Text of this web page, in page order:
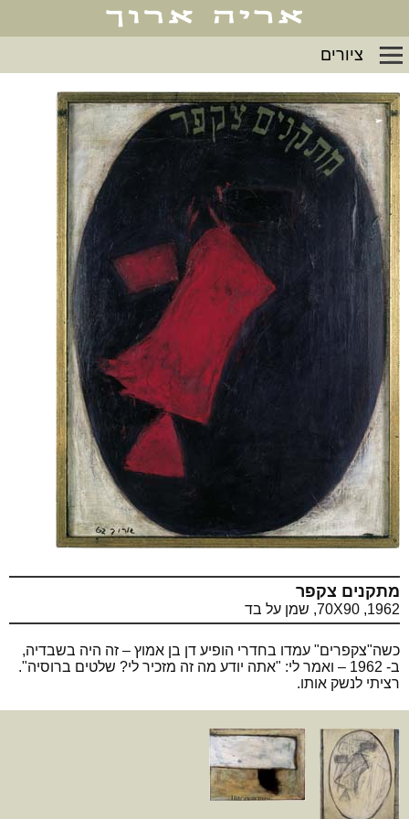
ציורים
מתקנים צקפר
1962, 70X90, שמן על בד
כשה"צקפרים" עמדו בחדרי הופיע דן בן אמוץ – זה היה בשבדיה,
ב- 1962 – ואמר לי: "אתה יודע מה זה מזכיר לי? שלטים ברוסיה".
רציתי לנשק אותו.